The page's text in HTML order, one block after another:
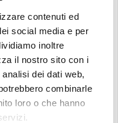
contenuti ed
social media e per
inoltre
il nostro sito con i
dei dati web,
combinarle
loro o che hanno
nel 2013, è
storie
di profondità
persone comuni